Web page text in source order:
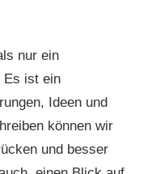
nur ein
Es ist ein
Ideen und
können wir
und besser